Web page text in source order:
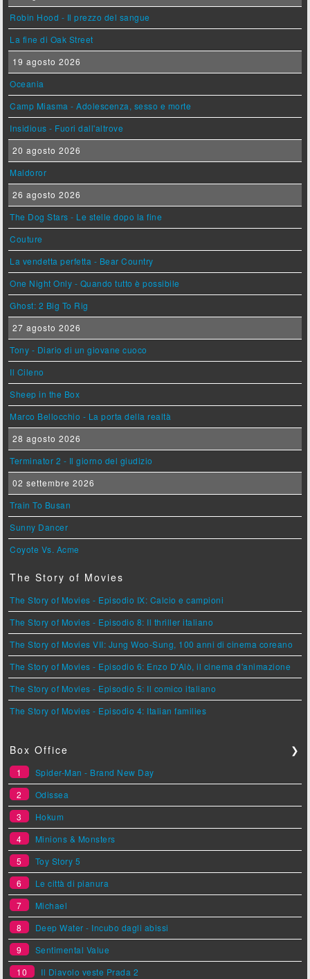
Robin Hood - Il prezzo del sangue
La fine di Oak Street
19 agosto 2026
Oceania
Camp Miasma - Adolescenza, sesso e morte
Insidious - Fuori dall'altrove
20 agosto 2026
Maldoror
26 agosto 2026
The Dog Stars - Le stelle dopo la fine
Couture
La vendetta perfetta - Bear Country
One Night Only - Quando tutto è possibile
Ghost: 2 Big To Rig
27 agosto 2026
Tony - Diario di un giovane cuoco
Il Cileno
Sheep in the Box
Marco Bellocchio - La porta della realtà
28 agosto 2026
Terminator 2 - Il giorno del giudizio
02 settembre 2026
Train To Busan
Sunny Dancer
Coyote Vs. Acme
The Story of Movies
The Story of Movies - Episodio IX: Calcio e campioni
The Story of Movies - Episodio 8: Il thriller italiano
The Story of Movies VII: Jung Woo-Sung, 100 anni di cinema coreano
The Story of Movies - Episodio 6: Enzo D'Alò, il cinema d'animazione
The Story of Movies - Episodio 5: Il comico italiano
The Story of Movies - Episodio 4: Italian families
Box Office ❯
1
Spider-Man - Brand New Day
2
Odissea
3
Hokum
4
Minions & Monsters
5
Toy Story 5
6
Le città di pianura
7
Michael
8
Deep Water - Incubo dagli abissi
9
Sentimental Value
10
Il Diavolo veste Prada 2